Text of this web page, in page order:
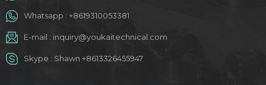
Whatsapp : +8619310053381
E-mail : inquiry@youkaitechnical.com
Skype : Shawn +8613326455947